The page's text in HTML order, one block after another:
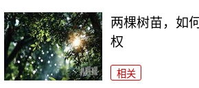
两棵树苗，如
权
相关